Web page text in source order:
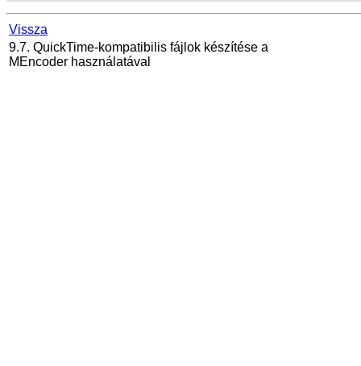
Vissza
9.7. QuickTime-kompatibilis fájlok készítése a
MEncoder használatával